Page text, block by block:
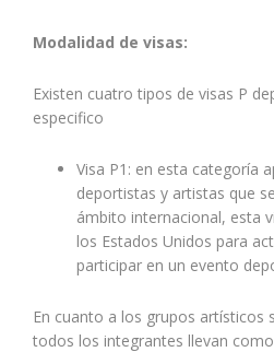
Modalidad de visas:
Existen cuatro tipos de visas P
especifico
Visa P1: en esta categoría
deportistas y artistas que
ámbito internacional, esta
los Estados Unidos para
participar en un evento
En cuanto a los grupos artísticos
todos los integrantes llevan